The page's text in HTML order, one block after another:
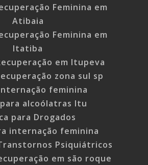
Feminina em
Atibaia
Feminina em
Itatiba
em Itupeva
zona sul sp
feminina
alcoólatras Itu
para Drogados
internação feminina
Psiquiátricos
em são roque